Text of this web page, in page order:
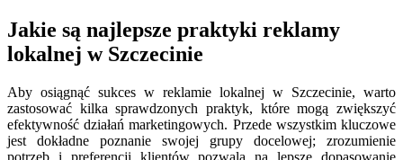
Jakie są najlepsze praktyki reklamy
lokalnej w Szczecinie
Aby osiągnąć sukces w reklamie lokalnej w Szczecinie, warto
zastosować kilka sprawdzonych praktyk, które mogą zwiększyć
efektywność działań marketingowych. Przede wszystkim kluczowe
jest dokładne poznanie swojej grupy docelowej; zrozumienie
potrzeb i preferencji klientów pozwala na lepsze dopasowanie